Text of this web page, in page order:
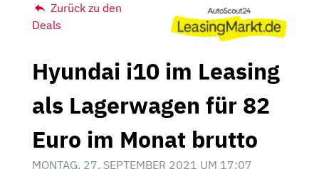
Zurück zu den
Deals
Hyundai i10 im Leasing
als Lagerwagen für 82
Euro im Monat brutto
MONTAG, 27. SEPTEMBER 2021 UM 17:07